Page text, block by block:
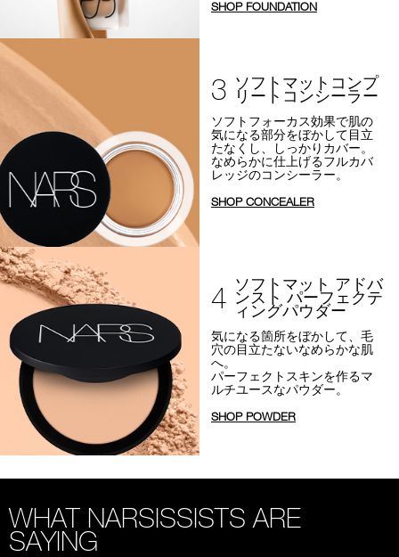
SHOP FOUNDATION
3 ソフトマットコンプ
リートコンシーラー
ソフトフォーカス効果で肌の
気になる部分をぼかして目立
たなくし、しっかりカバー。
なめらかに仕上げるフルカバ
レッジのコンシーラー。
SHOP CONCEALER
4 ソフトマット アドバ
ンスト パーフェクテ
ィングパウダー
気になる箇所をぼかして、 毛
穴の目立たないなめらかな肌
へ。
パーフェクトスキンを作るマ
ルチユースなパウダー。
SHOP POWDER
WHAT NARSISSISTS ARE
SAYING